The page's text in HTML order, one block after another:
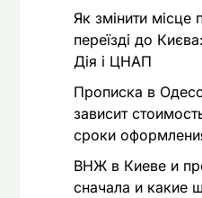
Як змінити місце
переїзді до
Дія і ЦНАП
Прописка в
зависит
сроки
ВНЖ в Киеве и
сначала и какие